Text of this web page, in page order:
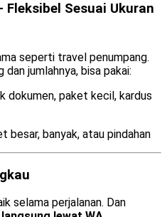
Sesuai Ukuran
seperti travel penumpang.
jumlahnya, bisa pakai:
dokumen, paket kecil, kardus
besar, banyak, atau pindahan
selama perjalanan. Dan